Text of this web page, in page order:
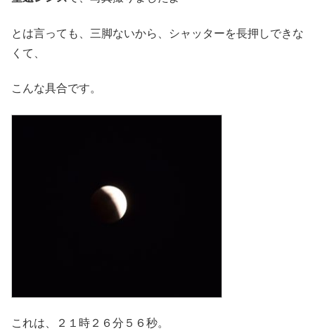
とは言っても、三脚ないから、シャッターを長押しできな
くて、
こんな具合です。
これは、２１時２６分５６秒。